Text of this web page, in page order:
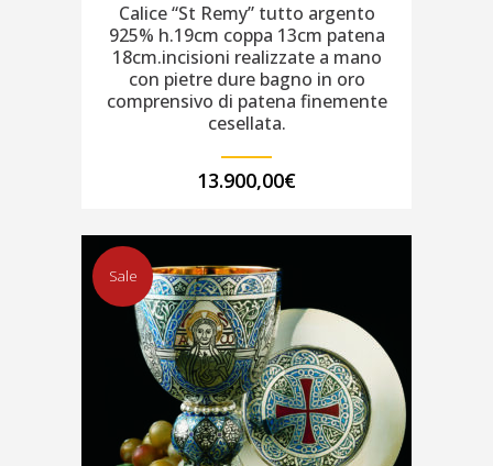
Calice “St Remy” tutto argento
925% h.19cm coppa 13cm patena
18cm.incisioni realizzate a mano
con pietre dure bagno in oro
comprensivo di patena finemente
cesellata.
13.900,00€
Sale